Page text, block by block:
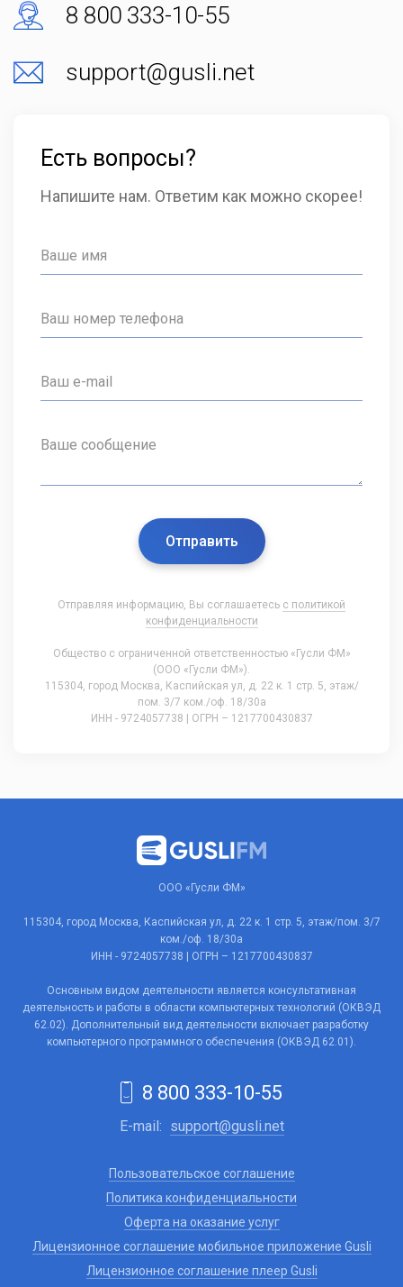
8 800 333-10-55
support@gusli.net
Есть вопросы?
Напишите нам. Ответим как можно скорее!
Ваше имя
Ваш номер телефона
Ваш e-mail
Ваше сообщение
Отправить
Отправляя информацию, Вы соглашаетесь с политикой
конфиденциальности
Общество с ограниченной ответственностью «Гусли ФМ»
(ООО «Гусли ФМ»).
115304, город Москва, Каспийская ул, д. 22 к. 1 стр. 5, этаж/
пом. 3/7 ком./оф. 18/30а
ИНН - 9724057738 | ОГРН – 1217700430837
ООО «Гусли ФМ»
115304, город Москва, Каспийская ул, д. 22 к. 1 стр. 5, этаж/пом. 3/7
ком./оф. 18/30а
ИНН - 9724057738 | ОГРН – 1217700430837
Основным видом деятельности является консультативная
деятельность и работы в области компьютерных технологий (ОКВЭД
62.02). Дополнительный вид деятельности включает разработку
компьютерного программного обеспечения (ОКВЭД 62.01).
8 800 333-10-55
E-mail: support@gusli.net
Пользовательское соглашение
Политика конфиденциальности
Оферта на оказание услуг
Лицензионное соглашение мобильное приложение Gusli
Лицензионное соглашение плеер Gusli